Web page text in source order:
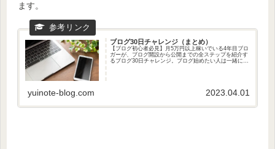
ます。
ブログ30日チャレンジ（まとめ）
【ブログ初心者必見】月5万円以上稼いでいる4年目ブロ
ガーが、ブログ開設から公開までの全ステップを紹介す
るブログ30日チャレンジ。ブログ始めたい人は一緒にや
yuinote-blog.com 2023.04.01